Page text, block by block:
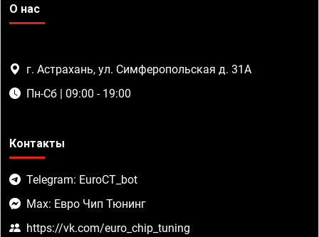
О нас
г. Астрахань, ул. Симферопольская д. 31А
Пн-Сб | 09:00 - 19:00
Контакты
Telegram: EuroCT_bot
Max: Евро Чип Тюнинг
https://vk.com/euro_chip_tuning